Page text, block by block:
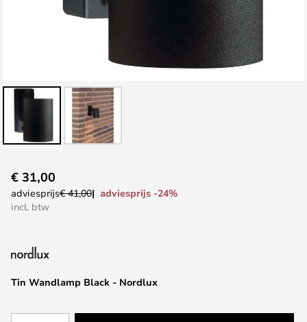
naar
het
de
gallerij
Tin Wandlamp Black - Nordlux
€ 31,00
adviesprijs€ 41,00
adviesprijs -24%
incl. btw